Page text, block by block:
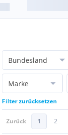
Bundesland
Marke
Filter zurücksetzen
Zurück 1 2